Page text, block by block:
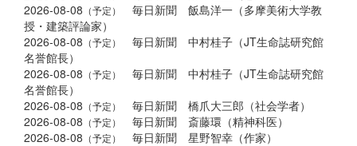
2026-08-08 （予定）
毎日新聞 飯島洋一（多摩美術大学教
授・建築評論家）
2026-08-08 （予定）
毎日新聞 中村桂子（JT生命誌研究館
名誉館長）
2026-08-08 （予定）
毎日新聞 中村桂子（JT生命誌研究館
名誉館長）
2026-08-08 （予定）
毎日新聞 橋爪大三郎（社会学者）
2026-08-08 （予定）
毎日新聞 斎藤環（精神科医）
2026-08-08 （予定） 毎日新聞 星野智幸（作家）